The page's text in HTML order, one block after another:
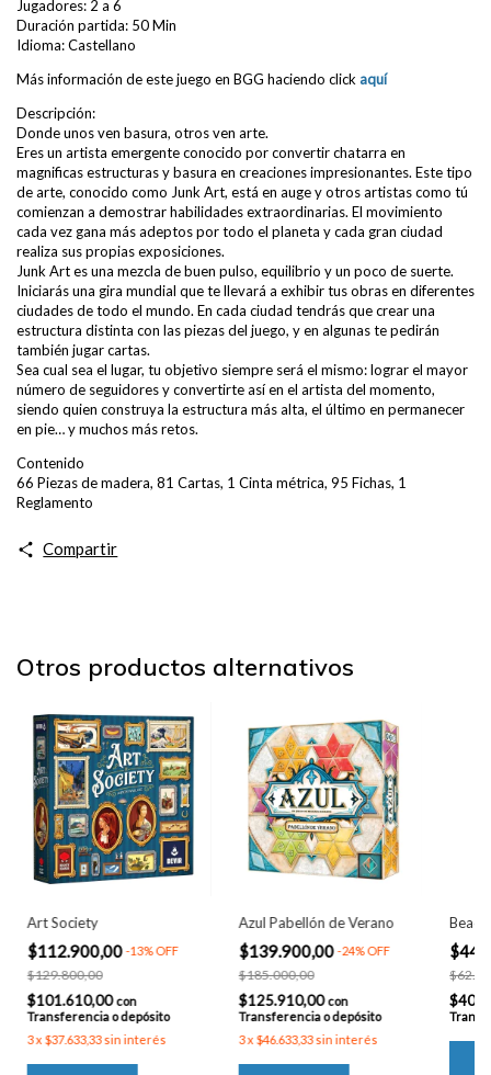
Jugadores: 2 a 6
Duración partida: 50 Min
Idioma: Castellano
Más información de este juego en BGG haciendo click aquí
Descripción:
Donde unos ven basura, otros ven arte.
Eres un artista emergente conocido por convertir chatarra en
magnificas estructuras y basura en creaciones impresionantes. Este tipo
de arte, conocido como Junk Art, está en auge y otros artistas como tú
comienzan a demostrar habilidades extraordinarias. El movimiento
cada vez gana más adeptos por todo el planeta y cada gran ciudad
realiza sus propias exposiciones.
Junk Art es una mezcla de buen pulso, equilibrio y un poco de suerte.
Iniciarás una gira mundial que te llevará a exhibir tus obras en diferentes
ciudades de todo el mundo. En cada ciudad tendrás que crear una
estructura distinta con las piezas del juego, y en algunas te pedirán
también jugar cartas.
Sea cual sea el lugar, tu objetivo siempre será el mismo: lograr el mayor
número de seguidores y convertirte así en el artista del momento,
siendo quien construya la estructura más alta, el último en permanecer
en pie… y muchos más retos.
Contenido
66 Piezas de madera, 81 Cartas, 1 Cinta métrica, 95 Fichas, 1
Reglamento
Compartir
Otros productos alternativos
Art Society
$112.900,00-13%OFF
$129.800,00
$101.610,00con
Transferencia o depósito
3x $37.633,33sin interés
Azul Pabellón de Verano
$139.900,00-24%OFF
$185.000,00
$125.910,00con
Transferencia o depósito
3x $46.633,33sin interés